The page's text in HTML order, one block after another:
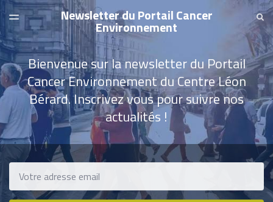
DERNIER NUMÉRO
ARCHIVES
Newsletter du Portail Cancer
Environnement
TOGGLE
MENU
Bienvenue sur la newsletter du Portail
Cancer Environnement du Centre Léon
Bérard. Inscrivez vous pour suivre nos
actualités !